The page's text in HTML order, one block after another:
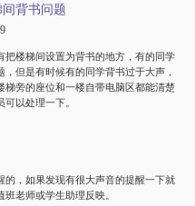
背书问题
把楼梯间设置为背书的地方，有的同学
但是有时候有的同学背书过于大声，
梯旁的座位和一楼自带电脑区都能清楚
以处理一下。
的，如果发现有很大声音的提醒一下就
老师或学生助理反映。